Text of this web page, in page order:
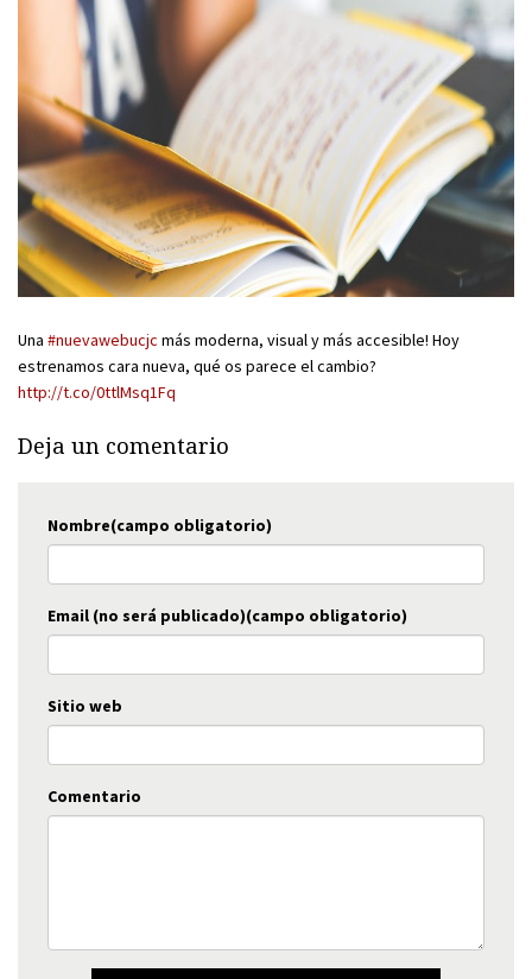
Una #nuevawebucjc más moderna, visual y más accesible! Hoy
estrenamos cara nueva, qué os parece el cambio?
http://t.co/0ttlMsq1Fq
Deja un comentario
Nombre(campo obligatorio)
Email (no será publicado)(campo obligatorio)
Sitio web
Comentario